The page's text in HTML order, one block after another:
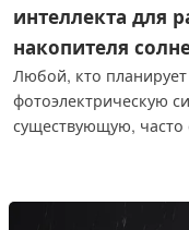
интеллекта для
накопителя
Любой, кто
фотоэлектрическую
существующую, часто
оптимального
разработанный